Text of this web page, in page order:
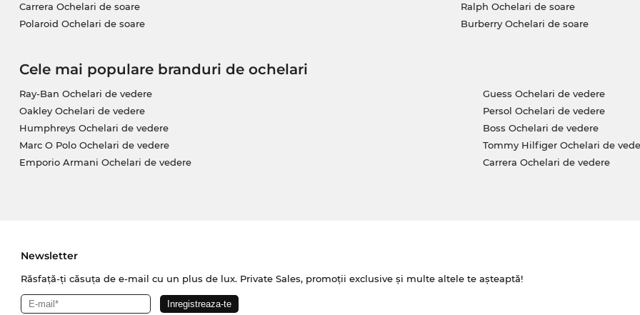
Carrera Ochelari de soare
Polaroid Ochelari de soare
Ralph Ochelari de soare
Burberry Ochelari de soare
Cele mai populare branduri de ochelari
Ray-Ban Ochelari de vedere
Oakley Ochelari de vedere
Humphreys Ochelari de vedere
Marc O Polo Ochelari de vedere
Emporio Armani Ochelari de vedere
Guess Ochelari de vedere
Persol Ochelari de vedere
Boss Ochelari de vedere
Tommy Hilfiger Ochelari de
Carrera Ochelari de vedere
Newsletter
Răsfață-ți căsuța de e-mail cu un plus de lux. Private Sales, promoții exclusive și multe altele te așteaptă!